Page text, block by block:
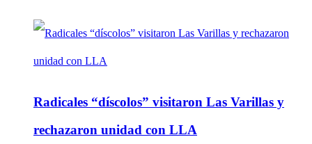
Radicales “díscolos” visitaron Las Varillas y
rechazaron unidad con LLA